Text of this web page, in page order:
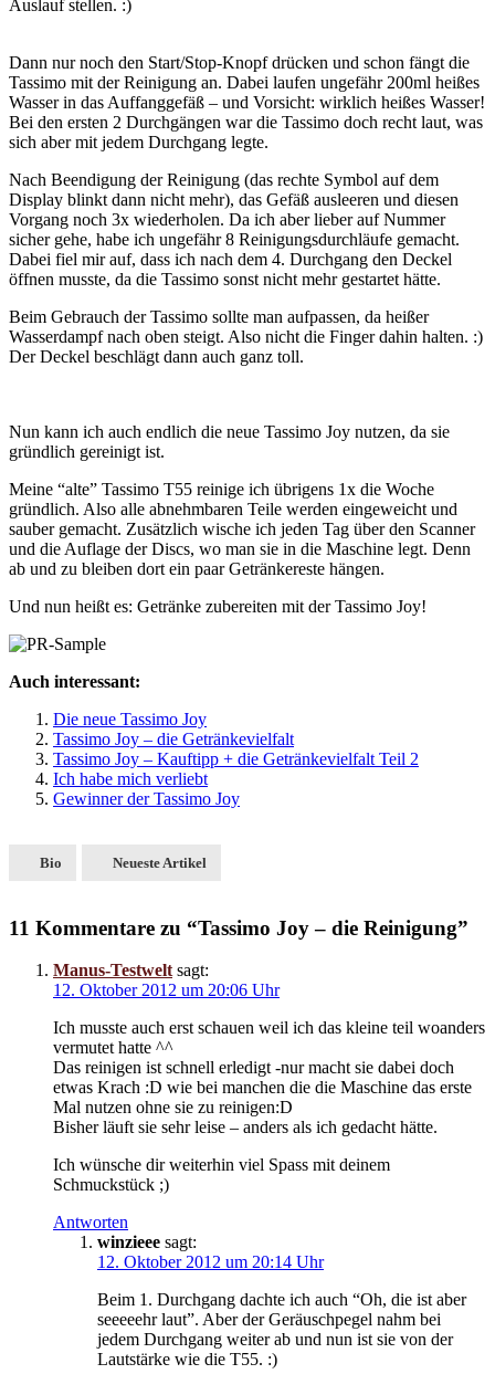
Auslauf stellen. :)
Dann nur noch den Start/Stop-Knopf drücken und schon fängt die
Tassimo mit der Reinigung an. Dabei laufen ungefähr 200ml heißes
Wasser in das Auffanggefäß – und Vorsicht: wirklich heißes Wasser!
Bei den ersten 2 Durchgängen war die Tassimo doch recht laut, was
sich aber mit jedem Durchgang legte.
Nach Beendigung der Reinigung (das rechte Symbol auf dem
Display blinkt dann nicht mehr), das Gefäß ausleeren und diesen
Vorgang noch 3x wiederholen. Da ich aber lieber auf Nummer
sicher gehe, habe ich ungefähr 8 Reinigungsdurchläufe gemacht.
Dabei fiel mir auf, dass ich nach dem 4. Durchgang den Deckel
öffnen musste, da die Tassimo sonst nicht mehr gestartet hätte.
Beim Gebrauch der Tassimo sollte man aufpassen, da heißer
Wasserdampf nach oben steigt. Also nicht die Finger dahin halten. :)
Der Deckel beschlägt dann auch ganz toll.
Nun kann ich auch endlich die neue Tassimo Joy nutzen, da sie
gründlich gereinigt ist.
Meine “alte” Tassimo T55 reinige ich übrigens 1x die Woche
gründlich. Also alle abnehmbaren Teile werden eingeweicht und
sauber gemacht. Zusätzlich wische ich jeden Tag über den Scanner
und die Auflage der Discs, wo man sie in die Maschine legt. Denn
ab und zu bleiben dort ein paar Getränkereste hängen.
Und nun heißt es: Getränke zubereiten mit der Tassimo Joy!
Auch interessant:
Die neue Tassimo Joy
Tassimo Joy – die Getränkevielfalt
Tassimo Joy – Kauftipp + die Getränkevielfalt Teil 2
Ich habe mich verliebt
Gewinner der Tassimo Joy
Bio Neueste Artikel
11 Kommentare zu “Tassimo Joy – die Reinigung”
Manus-Testwelt sagt:
12. Oktober 2012 um 20:06 Uhr
Ich musste auch erst schauen weil ich das kleine teil woanders
vermutet hatte ^^
Das reinigen ist schnell erledigt -nur macht sie dabei doch
etwas Krach :D wie bei manchen die die Maschine das erste
Mal nutzen ohne sie zu reinigen:D
Bisher läuft sie sehr leise – anders als ich gedacht hätte.
Ich wünsche dir weiterhin viel Spass mit deinem
Schmuckstück ;)
Antworten
winzieee sagt:
12. Oktober 2012 um 20:14 Uhr
Beim 1. Durchgang dachte ich auch “Oh, die ist aber
seeeeehr laut”. Aber der Geräuschpegel nahm bei
jedem Durchgang weiter ab und nun ist sie von der
Lautstärke wie die T55. :)